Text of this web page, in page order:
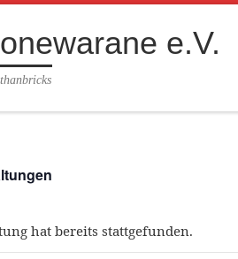
e.V.
hat bereits stattgefunden.